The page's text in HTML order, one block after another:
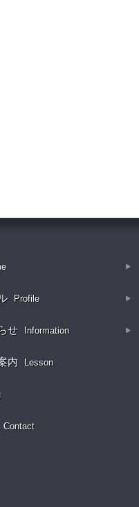
Profile
せ Information
内 Lesson
Contact